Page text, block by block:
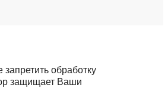
обработку
защищает Ваши